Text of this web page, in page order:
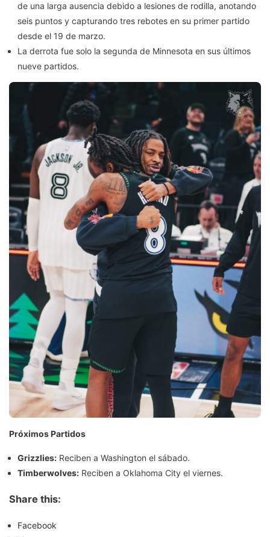
de una larga ausencia debido a lesiones de rodilla, anotando
seis puntos y capturando tres rebotes en su primer partido
desde el 19 de marzo.
La derrota fue solo la segunda de Minnesota en sus últimos
nueve partidos.
Próximos Partidos
Grizzlies: Reciben a Washington el sábado.
Timberwolves: Reciben a Oklahoma City el viernes.
Share this:
Facebook